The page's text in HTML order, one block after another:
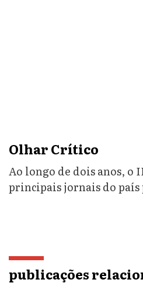
Olhar Crítico
Ao longo de dois anos, o
principais jornais do país
publicações